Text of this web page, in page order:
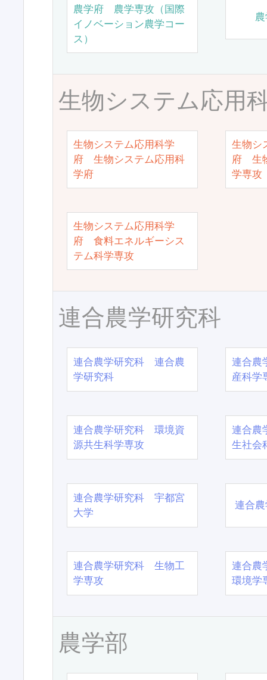
農学府 農学専攻（国際
イノベーション農学コー
ス）
生物システム応用
生物システム応用科学
府 生物システム応用科
学府
生物シ
府 生
学専攻
生物システム応用科学
府 食料エネルギーシス
テム科学専攻
連合農学研究科
連合農学研究科 連合農
学研究科
連合農
産科学
連合農学研究科 環境資
源共生科学専攻
連合農
生社会
連合農学研究科 宇都宮
大学
連合
連合農学研究科 生物工
学専攻
連合農
環境学
農学部